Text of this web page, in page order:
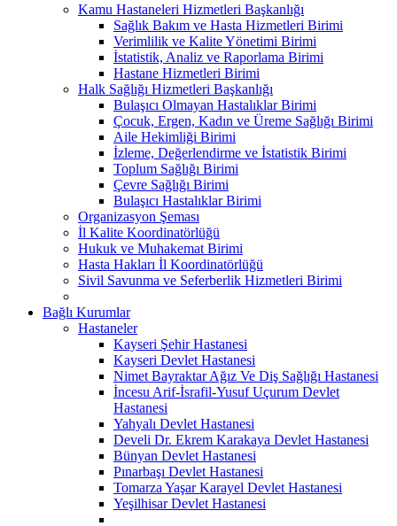
Kamu Hastaneleri Hizmetleri Başkanlığı
Sağlık Bakım ve Hasta Hizmetleri Birimi
Verimlilik ve Kalite Yönetimi Birimi
İstatistik, Analiz ve Raporlama Birimi
Hastane Hizmetleri Birimi
Halk Sağlığı Hizmetleri Başkanlığı
Bulaşıcı Olmayan Hastalıklar Birimi
Çocuk, Ergen, Kadın ve Üreme Sağlığı Birimi
Aile Hekimliği Birimi
İzleme, Değerlendirme ve İstatistik Birimi
Toplum Sağlığı Birimi
Çevre Sağlığı Birimi
Bulaşıcı Hastalıklar Birimi
Organizasyon Şeması
İl Kalite Koordinatörlüğü
Hukuk ve Muhakemat Birimi
Hasta Hakları İl Koordinatörlüğü
Sivil Savunma ve Seferberlik Hizmetleri Birimi
Bağlı Kurumlar
Hastaneler
Kayseri Şehir Hastanesi
Kayseri Devlet Hastanesi
Nimet Bayraktar Ağız Ve Diş Sağlığı Hastanesi
İncesu Arif-İsrafil-Yusuf Uçurum Devlet
Hastanesi
Yahyalı Devlet Hastanesi
Develi Dr. Ekrem Karakaya Devlet Hastanesi
Bünyan Devlet Hastanesi
Pınarbaşı Devlet Hastanesi
Tomarza Yaşar Karayel Devlet Hastanesi
Yeşilhisar Devlet Hastanesi